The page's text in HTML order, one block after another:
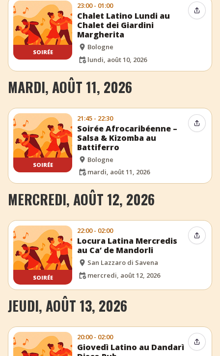
SOIRÉE
23:00 - 01:00
Chalet Latino Lundi au
Chalet dei Giardini
Margherita
Bologne
lundi, août 10, 2026
MARDI, AOÛT 11, 2026
SOIRÉE
21:45 - 22:30
Soirée Afrocaribéenne –
Salsa & Kizomba au
Battiferro
Bologne
mardi, août 11, 2026
MERCREDI, AOÛT 12, 2026
SOIRÉE
22:00 - 02:00
Locura Latina Mercredis
au Ca’ de Mandorli
San Lazzaro di Savena
mercredi, août 12, 2026
JEUDI, AOÛT 13, 2026
20:00 - 02:00
Giovedì Latino au Dandarì